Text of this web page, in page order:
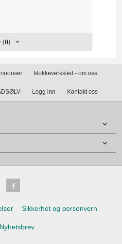
(0)
klokkeverksted - om oss
Logg inn Kontakt oss
Sikkerhet og personvern
Nyhetsbrev